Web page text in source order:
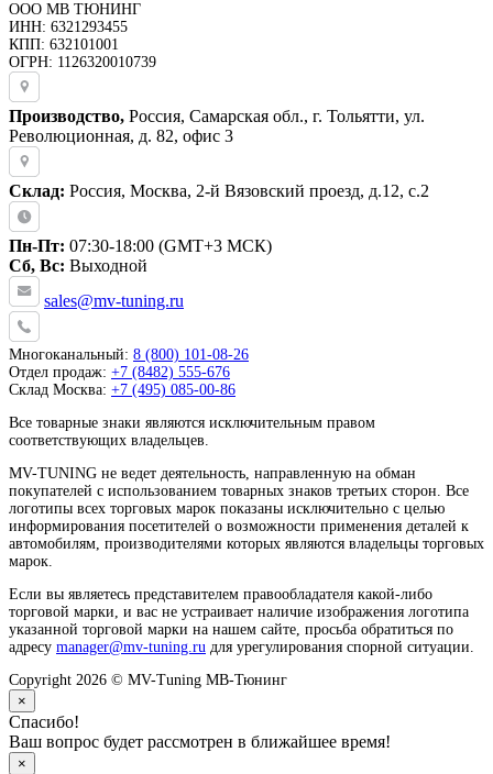
ООО МВ ТЮНИНГ
ИНН: 6321293455
КПП: 632101001
ОГРН: 1126320010739
Производство, Россия, Самарская обл., г. Тольятти, ул.
Революционная, д. 82, офис 3
Склад: Россия, Москва, 2-й Вязовский проезд, д.12, с.2
Пн-Пт: 07:30-18:00 (GMT+3 МСК)
Сб, Вс: Выходной
sales@mv-tuning.ru
Многоканальный: 8 (800) 101-08-26
Отдел продаж: +7 (8482) 555-676
Склад Москва: +7 (495) 085-00-86
Все товарные знаки являются исключительным правом
соответствующих владельцев.
MV-TUNING не ведет деятельность, направленную на обман
покупателей с использованием товарных знаков третьих сторон. Все
логотипы всех торговых марок показаны исключительно с целью
информирования посетителей о возможности применения деталей к
автомобилям, производителями которых являются владельцы торговых
марок.
Если вы являетесь представителем правообладателя какой-либо
торговой марки, и вас не устраивает наличие изображения логотипа
указанной торговой марки на нашем сайте, просьба обратиться по
адресу manager@mv-tuning.ru для урегулирования спорной ситуации.
Copyright 2026 © MV-Tuning МВ-Тюнинг
×
Спасибо!
Ваш вопрос будет рассмотрен в ближайшее время!
×